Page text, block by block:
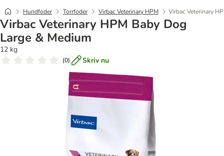
Hundfoder Torrfoder Virbac Veterinary HPM Virbac Veterinary
Virbac Veterinary HPM Baby Dog
Large & Medium
12 kg
(0) Skriv nu